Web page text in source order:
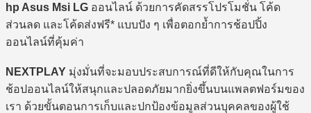
hp Asus Msi LG ออนไลน์ ด้วยการคัดสรรโปรโมชั่น โค้ด
ส่วนลด และโค้ดส่งฟรี* แบบปัง ๆ เพื่อตอกย้ำการช้อปปิ้ง
ออนไลน์ที่คุ้มค่า
NEXTPLAY มุ่งมั่นที่จะมอบประสบการณ์ที่ดีให้กับคุณในการ
ช้อปออนไลน์ให้สนุกและปลอดภัยมากยิ่งขึ้นบนแพลตฟอร์มของ
เรา ด้วยขั้นตอนการเก็บและปกป้องข้อมูลส่วนบุคคลของผู้ใช้